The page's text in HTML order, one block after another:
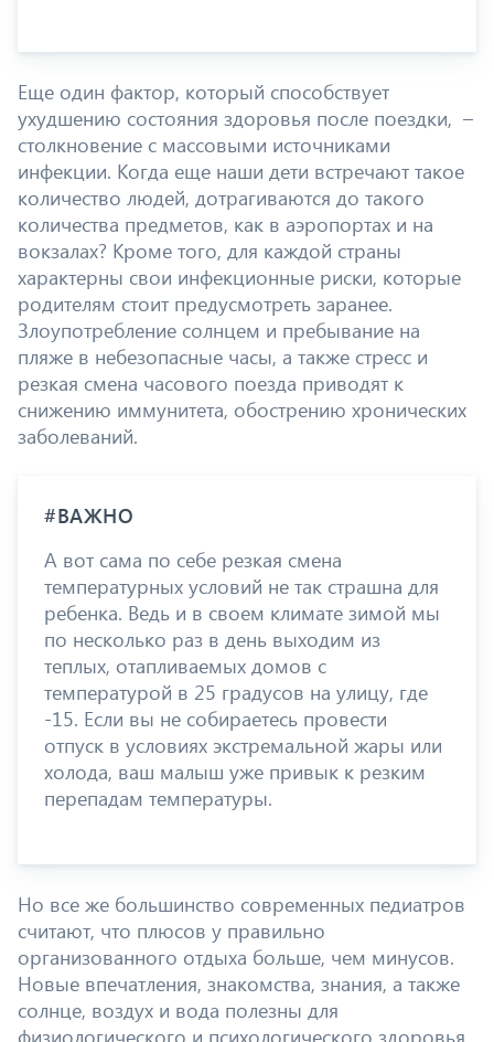
Еще один фактор, который способствует
ухудшению состояния здоровья после поездки, –
столкновение с массовыми источниками
инфекции. Когда еще наши дети встречают такое
количество людей, дотрагиваются до такого
количества предметов, как в аэропортах и на
вокзалах? Кроме того, для каждой страны
характерны свои инфекционные риски, которые
родителям стоит предусмотреть заранее.
Злоупотребление солнцем и пребывание на
пляже в небезопасные часы, а также стресс и
резкая смена часового поезда приводят к
снижению иммунитета, обострению хронических
заболеваний.
#ВАЖНО
А вот сама по себе резкая смена
температурных условий не так страшна для
ребенка. Ведь и в своем климате зимой мы
по несколько раз в день выходим из
теплых, отапливаемых домов с
температурой в 25 градусов на улицу, где
-15. Если вы не собираетесь провести
отпуск в условиях экстремальной жары или
холода, ваш малыш уже привык к резким
перепадам температуры.
Но все же большинство современных педиатров
считают, что плюсов у правильно
организованного отдыха больше, чем минусов.
Новые впечатления, знакомства, знания, а также
солнце, воздух и вода полезны для
физиологического и психологического здоровья